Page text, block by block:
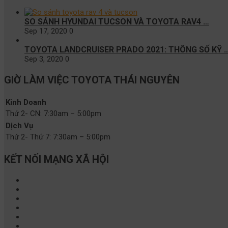
SO SÁNH HYUNDAI TUCSON VÀ TOYOTA RAV4 …
Sep 17, 2020 0
TOYOTA LANDCRUISER PRADO 2021: THÔNG SỐ KỸ
Sep 3, 2020 0
GIỜ LÀM VIỆC TOYOTA THÁI NGUYÊN
Kinh Doanh
Thứ 2- CN: 7:30am – 5:00pm
Dịch Vụ
Thứ 2- Thứ 7: 7:30am – 5:00pm
KẾT NỐI MẠNG XÃ HỘI